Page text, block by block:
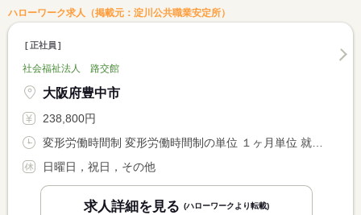
ハローワーク求人（掲載元：淀川公共職業安定所）
正社員
社会福祉法人 路交館
大阪府豊中市
238,800円
日曜日，祝日，その他
求人詳細を見る (ハローワークより転載)